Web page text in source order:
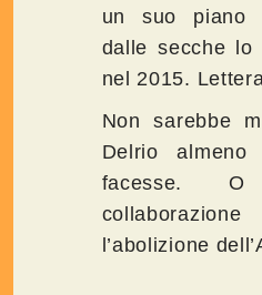
un suo piano
dalle secche lo
nel 2015.
Non sarebbe
Delrio
facesse.
l’abolizione